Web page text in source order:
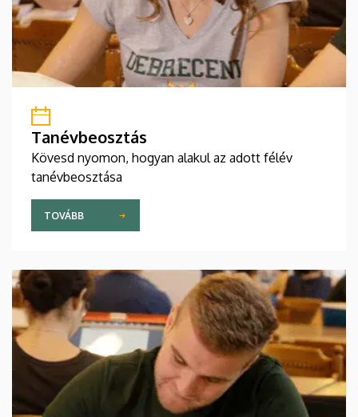
Tanévbeosztás
Kövesd nyomon, hogyan alakul az adott félév
tanévbeosztása
TOVÁBB